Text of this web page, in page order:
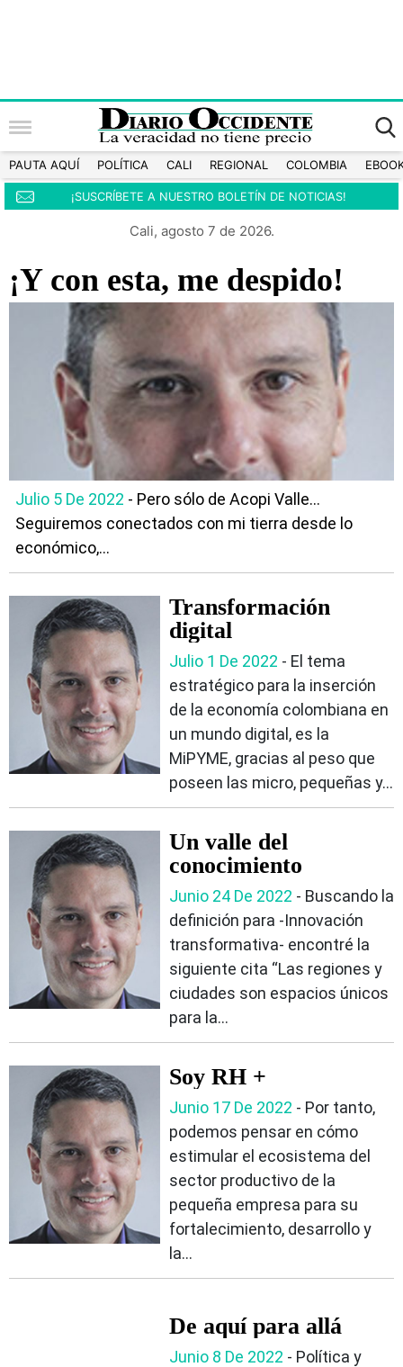
PAUTA AQUÍ POLÍTICA CALI REGIONAL COLOMBIA
¡SUSCRÍBETE A NUESTRO BOLETÍN DE NOTICIAS!
Cali, agosto 7 de 2026.
¡Y con esta, me despido!
Julio 5 De 2022 - Pero sólo de Acopi Valle...
Seguiremos conectados con mi tierra desde lo
económico,...
Transformación
digital
Julio 1 De 2022 - El tema
estratégico para la inserción
de la economía colombiana en
un mundo digital, es la
MiPYME, gracias al peso que
poseen las micro, pequeñas y...
Un valle del
conocimiento
Junio 24 De 2022 - Buscando la
definición para -Innovación
transformativa- encontré la
siguiente cita “Las regiones y
ciudades son espacios únicos
para la...
Soy RH +
Junio 17 De 2022 - Por tanto,
podemos pensar en cómo
estimular el ecosistema del
sector productivo de la
pequeña empresa para su
fortalecimiento, desarrollo y
la...
De aquí para allá
Junio 8 De 2022 - Política y